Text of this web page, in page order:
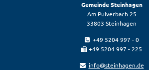
Gemeinde Steinhagen
Am Pulverbach 25
33803 Steinhagen
+49 5204 997 - 0
+49 5204 997 - 225
info@steinhagen.de